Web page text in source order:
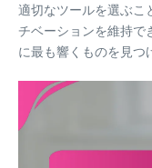
適切なツールを選ぶこ
チベーションを維持で
に最も響くものを見つ